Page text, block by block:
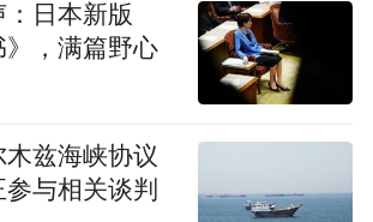
有条不紊地开展医疗床焊接、
派热火朝天的繁忙景象。
生产、销售、服务于一体的专
产企业。该公司依托北京当代
：日本新版
》，满篇野心
兹海峡协议
与相关谈判